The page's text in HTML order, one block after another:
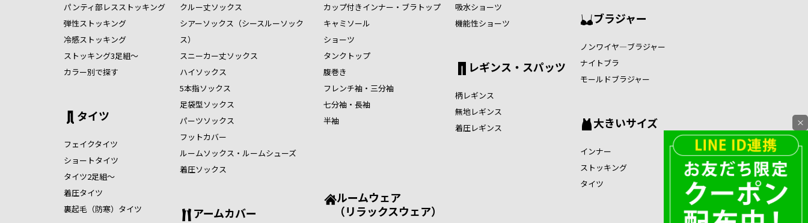
パンティ部レスストッキング
弾性ストッキング
冷感ストッキング
ストッキング3足組～
カラー別で探す
タイツ
フェイクタイツ
ショートタイツ
タイツ2足組～
着圧タイツ
裏起毛（防寒）タイツ
クルー丈ソックス
シアーソックス（シースルーソック
ス）
スニーカー丈ソックス
ハイソックス
5本指ソックス
足袋型ソックス
パーツソックス
フットカバー
ルームソックス・ルームシューズ
着圧ソックス
アームカバー
カップ付きインナー・ブラトップ
キャミソール
ショーツ
タンクトップ
腹巻き
フレンチ袖・三分袖
七分袖・長袖
半袖
吸水ショーツ
機能性ショーツ
レギンス・スパッツ
柄レギンス
無地レギンス
着圧レギンス
ブラジャー
ノンワイヤ―ブラジャー
ナイトブラ
モールドブラジャー
大きいサイズ
インナー
ストッキング
タイツ
ルームウェア
（リラックスウェア）
×